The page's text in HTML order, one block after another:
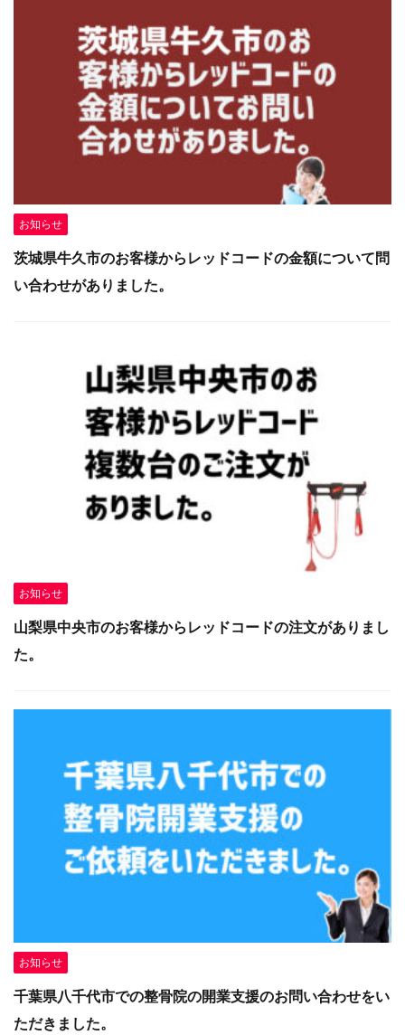
お知らせ
茨城県牛久市のお客様からレッドコードの金額について問
い合わせがありました。
お知らせ
山梨県中央市のお客様からレッドコードの注文がありまし
た。
お知らせ
千葉県八千代市での整骨院の開業支援のお問い合わせをい
ただきました。